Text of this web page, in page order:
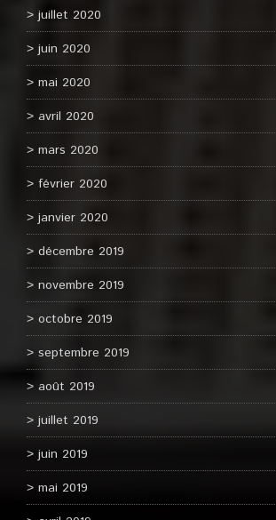
juillet 2020
juin 2020
mai 2020
avril 2020
mars 2020
février 2020
janvier 2020
décembre 2019
novembre 2019
octobre 2019
septembre 2019
août 2019
juillet 2019
juin 2019
mai 2019